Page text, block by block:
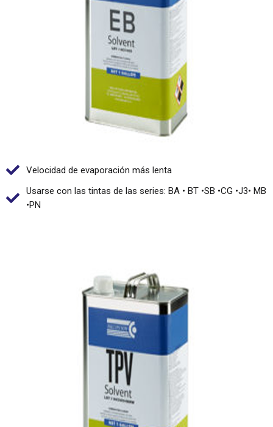
Velocidad de evaporación más lenta
Usarse con las tintas de las series: BA • BT •SB •CG •J3• MB
•PN